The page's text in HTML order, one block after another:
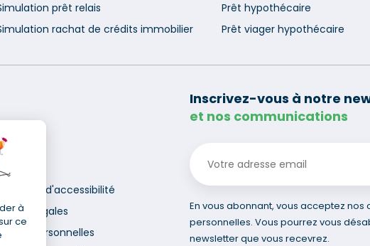
à
ce
prêt relais
rachat de crédits immobilier
Prêt hypothécaire
Prêt viager hypothécaire
d'accessibilité
légales
personnelles
Inscrivez-vous à notre
et nos communications
En vous abonnant, vous acceptez
personnelles. Vous pourrez vous
newsletter que vous recevrez.